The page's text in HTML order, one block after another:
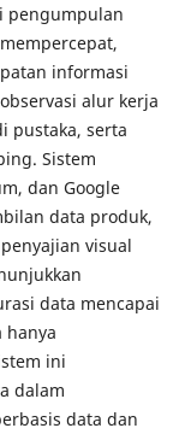
pengumpulan
informasi
alur kerja
pustaka, serta
Sistem
dan Google
data produk,
visual
data mencapai
hanya
ini
dalam
data dan